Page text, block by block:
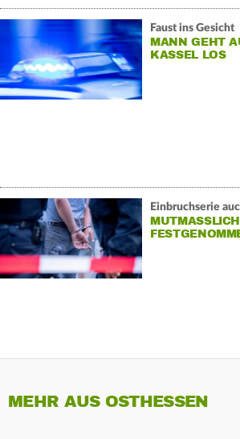
Faust ins Gesicht
MANN GEHT
KASSEL LOS
Einbruchserie
MEHR AUS OSTHESSEN